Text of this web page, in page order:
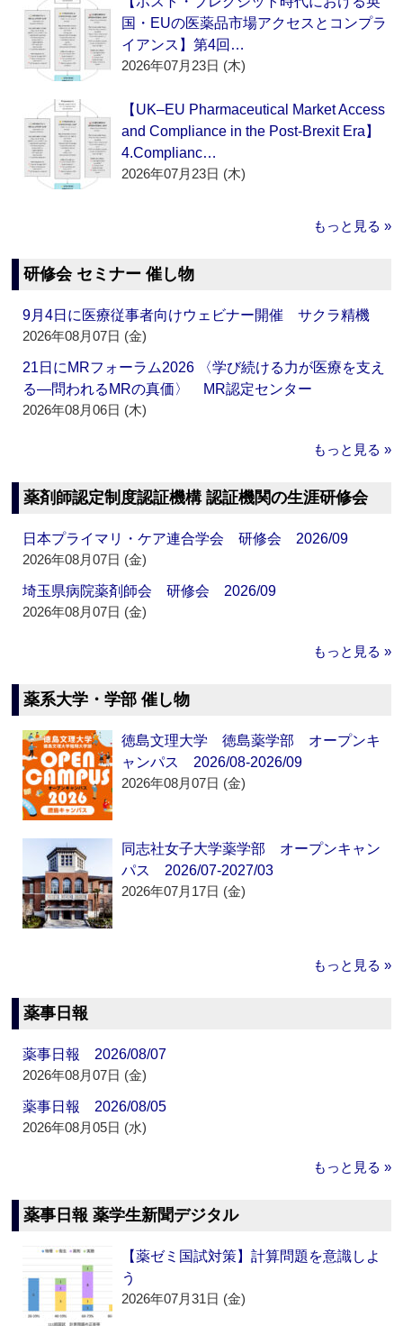
国・EUの医薬品市場アクセスとコンプラ
イアンス】第4回…
2026年07月23日 (木)
【UK–EU Pharmaceutical Market Access
and Compliance in the Post-Brexit Era】
4.Complianc…
2026年07月23日 (木)
もっと見る »
研修会 セミナー 催し物
9月4日に医療従事者向けウェビナー開催 サクラ精機
2026年08月07日 (金)
21日にMRフォーラム2026 〈学び続ける力が医療を支え
る―問われるMRの真価〉 MR認定センター
2026年08月06日 (木)
もっと見る »
薬剤師認定制度認証機構 認証機関の生涯研修会
日本プライマリ・ケア連合学会 研修会 2026/09
2026年08月07日 (金)
埼玉県病院薬剤師会 研修会 2026/09
2026年08月07日 (金)
もっと見る »
薬系大学・学部 催し物
徳島文理大学 徳島薬学部 オープンキ
ャンパス 2026/08-2026/09
2026年08月07日 (金)
同志社女子大学薬学部 オープンキャン
パス 2026/07-2027/03
2026年07月17日 (金)
もっと見る »
薬事日報
薬事日報 2026/08/07
2026年08月07日 (金)
薬事日報 2026/08/05
2026年08月05日 (水)
もっと見る »
薬事日報 薬学生新聞デジタル
【薬ゼミ国試対策】計算問題を意識しよ
う
2026年07月31日 (金)